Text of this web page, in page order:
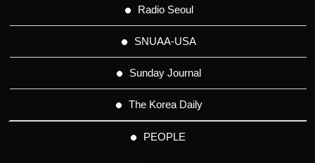
Radio Seoul
SNUAA-USA
Sunday Journal
The Korea Daily
PEOPLE